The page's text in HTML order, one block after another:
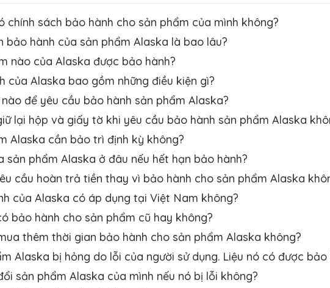
chính sách bảo hành cho sản phẩm của mình không?
bảo hành của sản phẩm Alaska là bao lâu?
nào của Alaska được bảo hành?
của Alaska bao gồm những điều kiện gì?
để yêu cầu bảo hành sản phẩm Alaska?
lại hộp và giấy tờ khi yêu cầu bảo hành sản phẩm Alaska
Alaska cần bảo trì định kỳ không?
sản phẩm Alaska ở đâu nếu hết hạn bảo hành?
cầu hoàn trả tiền thay vì bảo hành cho sản phẩm Alaska
của Alaska có áp dụng tại Việt Nam không?
bảo hành cho sản phẩm cũ hay không?
thêm thời gian bảo hành cho sản phẩm Alaska không?
Alaska bị hỏng do lỗi của người sử dụng. Liệu nó có được
sản phẩm Alaska của mình nếu nó bị lỗi không?